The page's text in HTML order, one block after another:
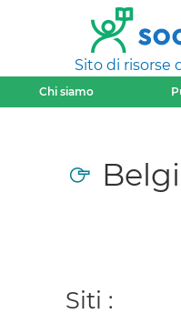
Sito di risorse
Chi siamo
Siti :